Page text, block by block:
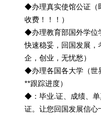
◆办理真实使馆公证（
收费！！！）
◆办理教育部国外学位
快速稳妥，回国发展
企，创业，无忧愁）
◆办理各国各大学（世
**跟踪进度）
◆：毕业.证、成绩、单
证。让您回国发展信心